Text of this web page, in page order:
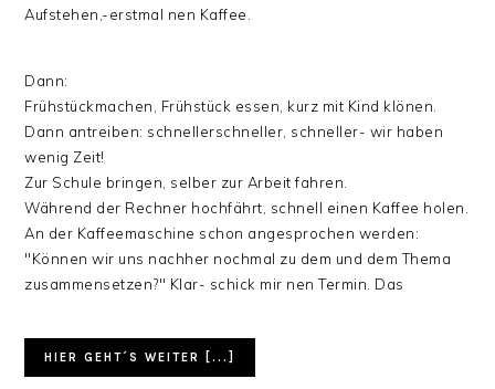
Aufstehen,-erstmal nen Kaffee.
Dann:
Frühstückmachen, Frühstück essen, kurz mit Kind klönen.
Dann antreiben: schnellerschneller, schneller- wir haben
wenig Zeit!
Zur Schule bringen, selber zur Arbeit fahren.
Während der Rechner hochfährt, schnell einen Kaffee holen.
An der Kaffeemaschine schon angesprochen werden:
"Können wir uns nachher nochmal zu dem und dem Thema
zusammensetzen?" Klar- schick mir nen Termin. Das
HIER GEHT´S WEITER [...]